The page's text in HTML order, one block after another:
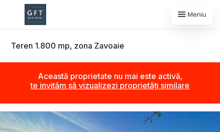
Meniu
Teren 1.800 mp, zona Zavoaie
Această proprietate nu mai este activă,
te invităm să vizualizezi proprietăți similare